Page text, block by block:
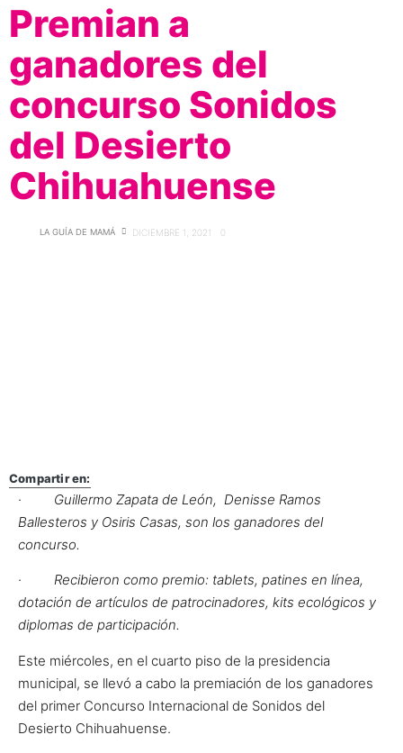
Premian a
ganadores del
concurso Sonidos
del Desierto
Chihuahuense
LA GUÍA DE MAMÁ DICIEMBRE 1, 2021 0
Compartir en:
· Guillermo Zapata de León, Denisse Ramos
Ballesteros y Osiris Casas, son los ganadores del
concurso.
· Recibieron como premio: tablets, patines en línea,
dotación de artículos de patrocinadores, kits ecológicos y
diplomas de participación.
Este miércoles, en el cuarto piso de la presidencia
municipal, se llevó a cabo la premiación de los ganadores
del primer Concurso Internacional de Sonidos del
Desierto Chihuahuense.